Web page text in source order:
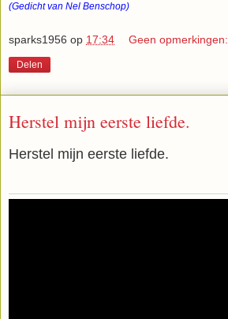
(Gedicht van Nel Benschop)
sparks1956 op 17:34 Geen opmerkingen:
Delen
Herstel mijn eerste liefde.
Herstel mijn eerste liefde.